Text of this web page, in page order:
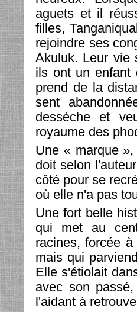
aguets et il
filles,
rejoindre ses
Akuluk. Leur vie
ils ont un enfant
prend de la
sent
dessèche et
royaume des
Une « marque
doit selon
côté pour se
où elle n'a pas
Une fort belle
qui met au
racines, forcée
mais qui
Elle s'étiolait
avec son
l'aidant à